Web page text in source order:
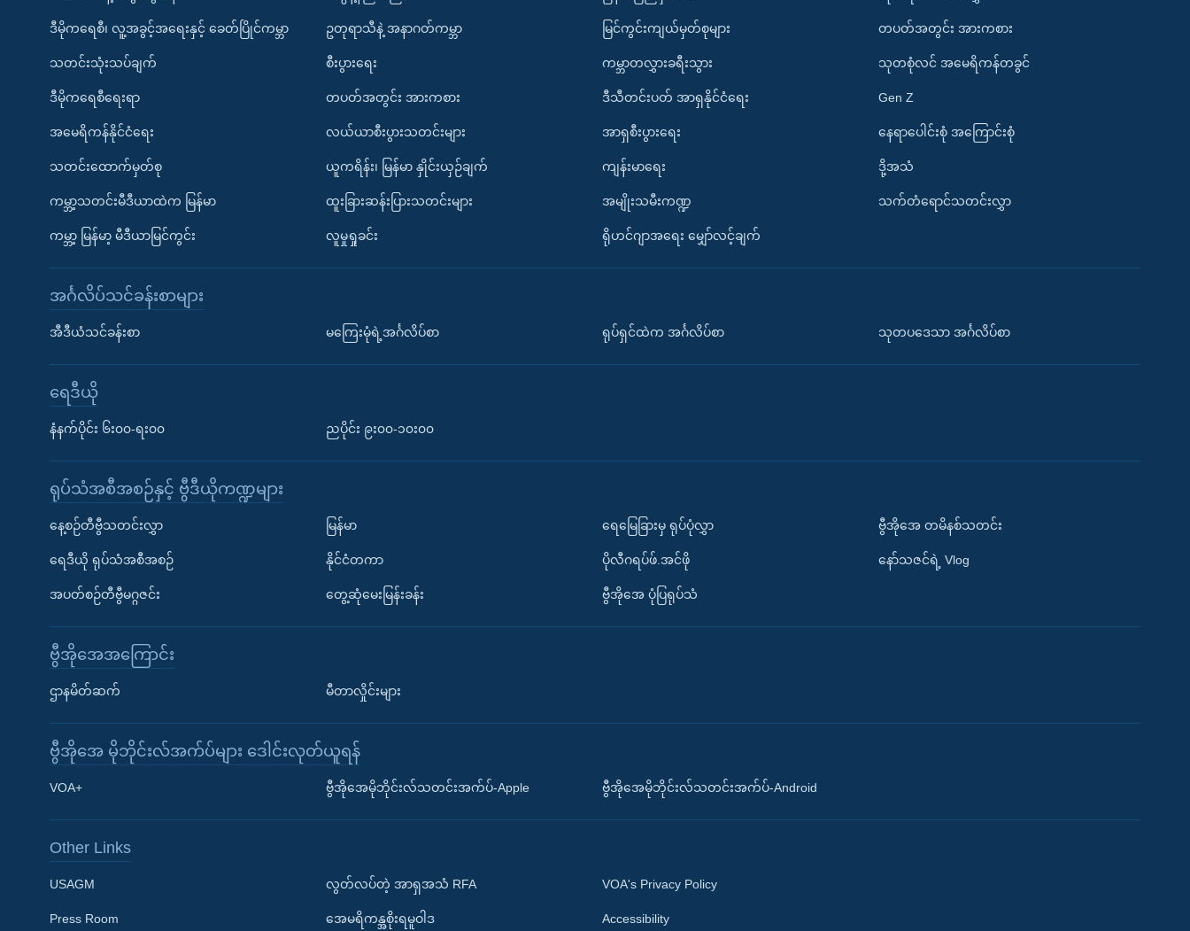
Learning English
ဘာသာစကားများ
ဒီမိုကရေစီ၊ လူ့အခွင့်အရေးနှင့် ခေတ်ပြိုင်ကမ္ဘာ
သတင်းသုံးသပ်ချက်
ဒီမိုကရေစီရေးရာ
အမေရိကန်နိုင်ငံရေး
သတင်းထောက်မှတ်စု
ကမ္ဘာ့သတင်းမီဒီယာထဲက မြန်မာ
ကမ္ဘာ့ မြန်မာ့ မီဒီယာမြင်ကွင်း
ဥတုရာသီနဲ့ အနာဂတ်ကမ္ဘာ
စီးပွားရေး
တပတ်အတွင်း အားကစား
လယ်ယာစီးပွားသတင်းများ
ယူကရိန်း၊ မြန်မာ နှိုင်းယှဉ်ချက်
ထူးခြားဆန်းပြားသတင်းများ
လူမှုရှုခင်း
မြင်ကွင်းကျယ်မှတ်စုများ
ကမ္ဘာတလွှားခရီးသွား
ဒီသီတင်းပတ် အာရှနိုင်ငံရေး
အာရှစီးပွားရေး
ကျန်းမာရေး
အမျိုးသမီးကဏ္ဍ
ရိုဟင်ဂျာအရေး မျှော်လင့်ချက်
တပတ်အတွင်း အားကစား
သုတစုံလင် အမေရိကန်တခွင်
Gen Z
နေရာပေါင်းစုံ အကြောင်းစုံ
ဒို့အသံ
သက်တံရောင်သတင်းလွှာ
အင်္ဂလိပ်သင်ခန်းစာများ
အီဒီယံသင်ခန်းစာ မကြေးမုံရဲ့အင်္ဂလိပ်စာ ရုပ်ရှင်ထဲက အင်္ဂလိပ်စာ သုတပဒေသာ အင်္ဂလိပ်စာ
ရေဒီယို
နံနက်ပိုင်း ၆း၀၀-ရး၀၀ ညပိုင်း ၉း၀၀-၁၀း၀၀
ရုပ်သံအစီအစဉ်နှင့် ဗွီဒီယိုကဏ္ဍများ
နေ့စဉ်တီဗွီသတင်းလွှာ
ရေဒီယို ရုပ်သံအစီအစဉ်
အပတ်စဉ်တီဗွီမဂ္ဂဇင်း
မြန်မာ
နိုင်ငံတကာ
တွေ့ဆုံမေးမြန်းခန်း
ရေမြေခြားမှ ရုပ်ပုံလွှာ
ပိုလီဂရပ်ဖ်.အင်ဖို
ဗွီအိုအေ ပုံပြရုပ်သံ
ဗွီအိုအေ တမိနစ်သတင်း
နော်သဇင်ရဲ့ Vlog
ဗွီအိုအေအကြောင်း
ဌာနမိတ်ဆက် မီတာလှိုင်းများ
ဗွီအိုအေ မိုဘိုင်းလ်အက်ပ်များ ဒေါင်းလုတ်ယူရန်
VOA+ ဗွီအိုအေမိုဘိုင်းလ်သတင်းအက်ပ်-Apple ဗွီအိုအေမိုဘိုင်းလ်သတင်းအက်ပ်-Android
Other Links
USAGM
Press Room
လွတ်လပ်တဲ့ အာရှအသံ RFA
အေမရိကန္အစိုးရမူဝါဒ
VOA's Privacy Policy
Accessibility